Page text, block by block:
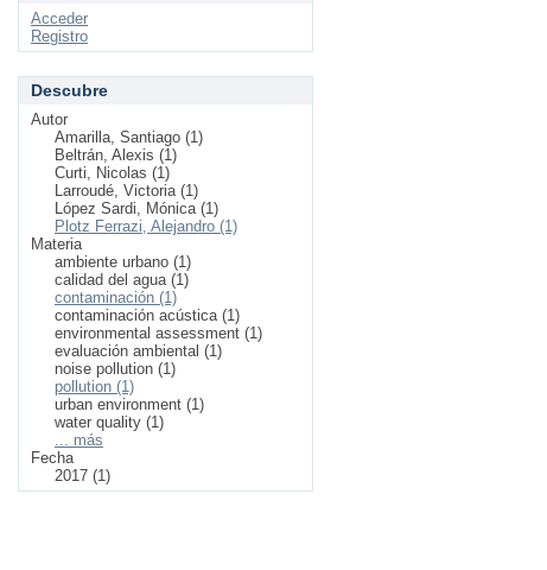
Acceder
Registro
Descubre
Autor
Amarilla, Santiago (1)
Beltrán, Alexis (1)
Curti, Nicolas (1)
Larroudé, Victoria (1)
López Sardi, Mónica (1)
Plotz Ferrazi, Alejandro (1)
Materia
ambiente urbano (1)
calidad del agua (1)
contaminación (1)
contaminación acústica (1)
environmental assessment (1)
evaluación ambiental (1)
noise pollution (1)
pollution (1)
urban environment (1)
water quality (1)
... más
Fecha
2017 (1)